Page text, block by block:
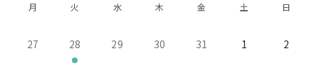
月 火 水 木 金 土 日
27 28 29 30 31 1 2